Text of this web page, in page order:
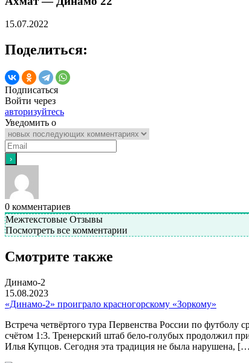
15.07.2022
Поделиться:
Подписаться
Войти через
авторизуйтесь
Уведомить о
0 комментариев
Межтекстовые Отзывы
Посмотреть все комментарии
Смотрите также
Динамо-2
15.08.2023
«Динамо-2» проиграло красногорскому «Зоркому»
Встреча четвёртого тура Первенства России по
счётом 1:3. Тренерский штаб бело-голубых продолжил
Илья Купцов. Сегодня эта традиция не была нарушена,